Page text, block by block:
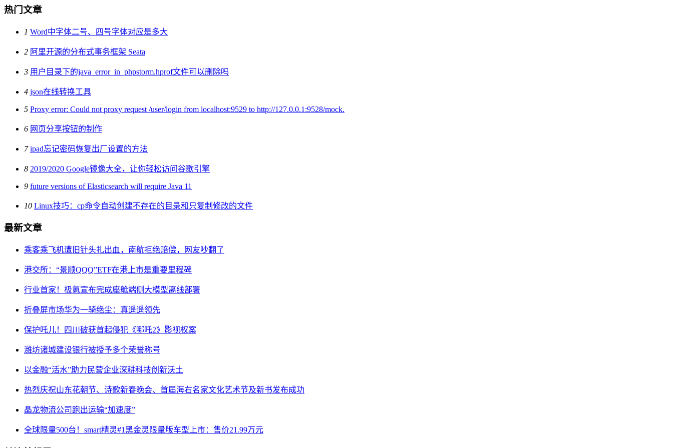
热门文章
1 Word中字体二号、四号字体对应是多大
2 阿里开源的分布式事务框架 Seata
3 用户目录下的java_error_in_phpstorm.hprof文件可以删除吗
4 json在线转换工具
5 Proxy error: Could not proxy request /user/login from localhost:9529 to http://127.0.0.1:9528/mock.
6 网页分享按钮的制作
7 ipad忘记密码恢复出厂设置的方法
8 2019/2020 Google镜像大全，让你轻松访问谷歌引擎
9 future versions of Elasticsearch will require Java 11
10 Linux技巧：cp命令自动创建不存在的目录和只复制修改的文件
最新文章
乘客乘飞机遭旧针头扎出血，南航拒绝赔偿，网友吵翻了
港交所：“景顺QQQ”ETF在港上市是重要里程碑
行业首家！极氪宣布完成座舱端侧大模型离线部署
折叠屏市场华为一骑绝尘：真遥遥领先
保护吒儿！四川破获首起侵犯《哪吒2》影视权案
潍坊诸城建设银行被授予多个荣誉称号
以金融“活水”助力民营企业深耕科技创新沃土
热烈庆祝山东花朝节、诗歌新春晚会、首届海右名家文化艺术节及新书发布成功
晶龙物流公司跑出运输“加速度”
全球限量500台！smart精灵#1黑金灵限量版车型上市：售价21.99万元